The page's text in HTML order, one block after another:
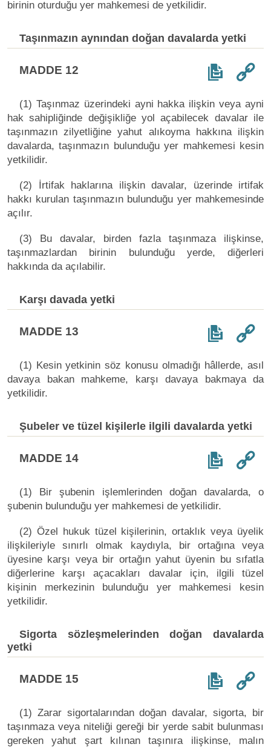
birinin oturduğu yer mahkemesi de yetkilidir.
Taşınmazın aynından doğan davalarda yetki
MADDE 12
(1) Taşınmaz üzerindeki ayni hakka ilişkin veya ayni
hak sahipliğinde değişikliğe yol açabilecek davalar ile
taşınmazın zilyetliğine yahut alıkoyma hakkına ilişkin
davalarda, taşınmazın bulunduğu yer mahkemesi kesin
yetkilidir.
(2) İrtifak haklarına ilişkin davalar, üzerinde irtifak
hakkı kurulan taşınmazın bulunduğu yer mahkemesinde
açılır.
(3) Bu davalar, birden fazla taşınmaza ilişkinse,
taşınmazlardan birinin bulunduğu yerde, diğerleri
hakkında da açılabilir.
Karşı davada yetki
MADDE 13
(1) Kesin yetkinin söz konusu olmadığı hâllerde, asıl
davaya bakan mahkeme, karşı davaya bakmaya da
yetkilidir.
Şubeler ve tüzel kişilerle ilgili davalarda yetki
MADDE 14
(1) Bir şubenin işlemlerinden doğan davalarda, o
şubenin bulunduğu yer mahkemesi de yetkilidir.
(2) Özel hukuk tüzel kişilerinin, ortaklık veya üyelik
ilişkileriyle sınırlı olmak kaydıyla, bir ortağına veya
üyesine karşı veya bir ortağın yahut üyenin bu sıfatla
diğerlerine karşı açacakları davalar için, ilgili tüzel
kişinin merkezinin bulunduğu yer mahkemesi kesin
yetkilidir.
Sigorta sözleşmelerinden doğan davalarda
yetki
MADDE 15
(1) Zarar sigortalarından doğan davalar, sigorta, bir
taşınmaza veya niteliği gereği bir yerde sabit bulunması
gereken yahut şart kılınan taşınıra ilişkinse, malın